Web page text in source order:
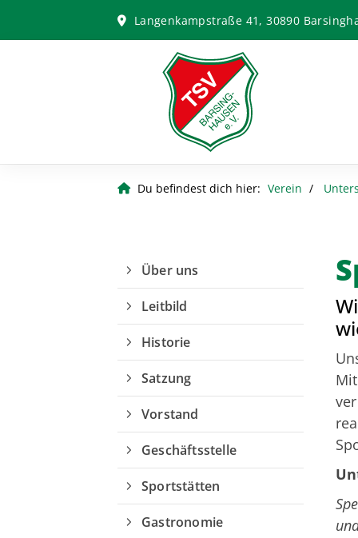
Langenkampstraße 41, 30890
Du befindest dich hier: Verein
Über uns
Leitbild
Historie
Satzung
Vorstand
Geschäftsstelle
Sportstätten
Gastronomie
Kurzlinks